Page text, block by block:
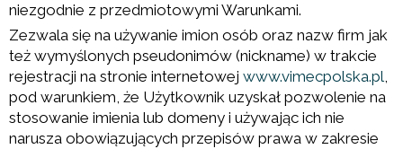
niezgodnie z przedmiotowymi Warunkami.
Zezwala się na używanie imion osób oraz nazw firm jak
też wymyślonych pseudonimów (nickname) w trakcie
rejestracji na stronie internetowej www.vimecpolska.pl,
pod warunkiem, że Użytkownik uzyskał pozwolenie na
stosowanie imienia lub domeny i używając ich nie
narusza obowiązujących przepisów prawa w zakresie